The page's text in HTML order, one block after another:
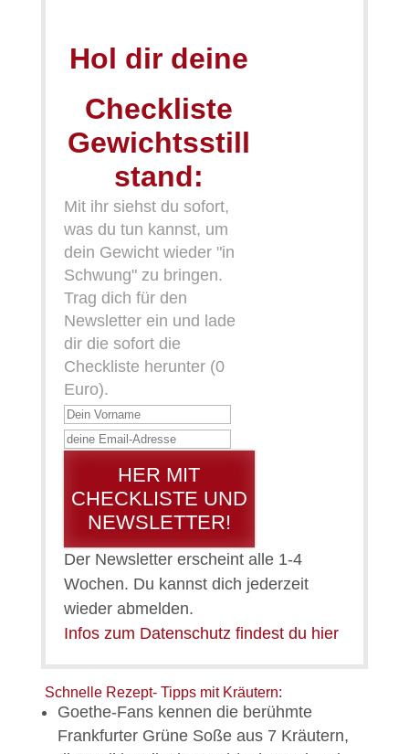
Hol dir deine
Checkliste
Gewichtsstill
stand:
Mit ihr siehst du sofort,
was du tun kannst, um
dein Gewicht wieder "in
Schwung" zu bringen.
Trag dich für den
Newsletter ein und lade
dir die sofort die
Checkliste herunter (0
Euro).
HER MIT
CHECKLISTE UND
NEWSLETTER!
Der Newsletter erscheint alle 1-4
Wochen. Du kannst dich jederzeit
wieder abmelden.
Infos zum Datenschutz findest du hier
Schnelle Rezept- Tipps mit Kräutern:
Goethe-Fans kennen die berühmte
Frankfurter Grüne Soße aus 7 Kräutern,